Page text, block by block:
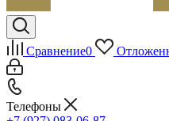
Сравнение0
Телефоны